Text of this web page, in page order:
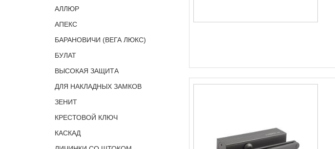
АЛЛЮР
АПЕКС
БАРАНОВИЧИ (ВЕГА ЛЮКС)
БУЛАТ
ВЫСОКАЯ ЗАЩИТА
ДЛЯ НАКЛАДНЫХ ЗАМКОВ
ЗЕНИТ
КРЕСТОВОЙ КЛЮЧ
КАСКАД